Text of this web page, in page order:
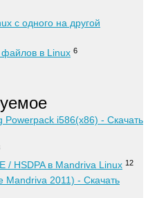
с одного на другой
файлов в Linux 6
i586(x86) - Скачать
/ HSDPA в Mandriva Linux 12
Mandriva 2011) - Скачать